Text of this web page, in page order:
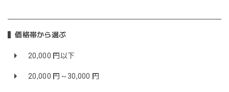
価格帯から選ぶ
20,000 円以下
20,000 円～30,000 円